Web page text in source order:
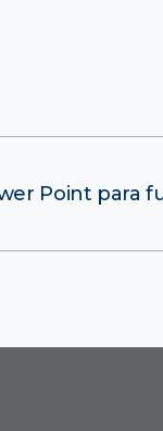
Point para